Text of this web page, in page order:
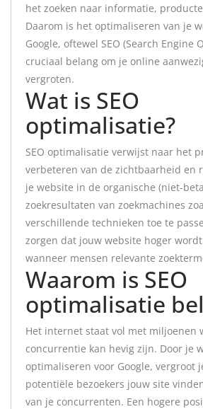
het zoeken naar informatie,
Daarom is het optimaliseren van je
Google, oftewel SEO (Search Engine
cruciaal belang om je online
vergroten.
Wat is SEO
optimalisatie?
SEO optimalisatie verwijst naar het
verbeteren van de zichtbaarheid en
je website in de organische (niet-
zoekresultaten van zoekmachines
verschillende technieken toe te
zorgen dat jouw website hoger
wanneer mensen relevante
Waarom is SEO
optimalisatie
Het internet staat vol met miljoenen
concurrentie kan hevig zijn. Door je
optimaliseren voor Google, vergroot
potentiële bezoekers jouw site
van je concurrenten. Een hogere